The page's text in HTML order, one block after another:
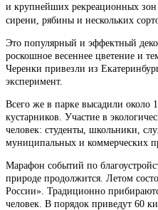
и крупнейших рекреационных
сирени, рябины и нескольких
Это популярный и эффектный
роскошное весеннее цветение и
Черенки привезли из
эксперимент.
Всего же в парке высадили около
кустарников. Участие в
человек: студенты, школьники,
муниципальных и коммерческих
Марафон событий по
природе продолжится. Летом
России». Традиционно
человек. В порядок приведут 60